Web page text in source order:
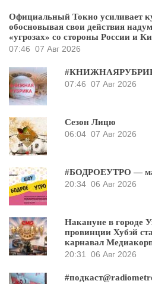
Официальный Токио усиливает
обосновывая свои действия
«угрозах» со стороны России и
07:46 07 Авг 2026
07:46 07 Авг 2026
Сезон Лицю
06:04 07 Авг 2026
#БОДРОЕУТРО —
20:34 06 Авг 2026
Накануне в городе
провинции Хубэй
карнавал
20:31
06 Авг 2026